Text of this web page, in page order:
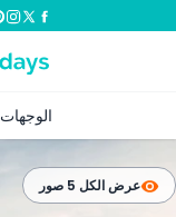
الوجهات
عرض الكل 5 صور